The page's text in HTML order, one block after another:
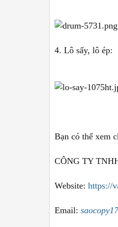
4. Lô sấy, lô ép:
Bạn có thể xem
CÔNG TY
Website: https://
Email: